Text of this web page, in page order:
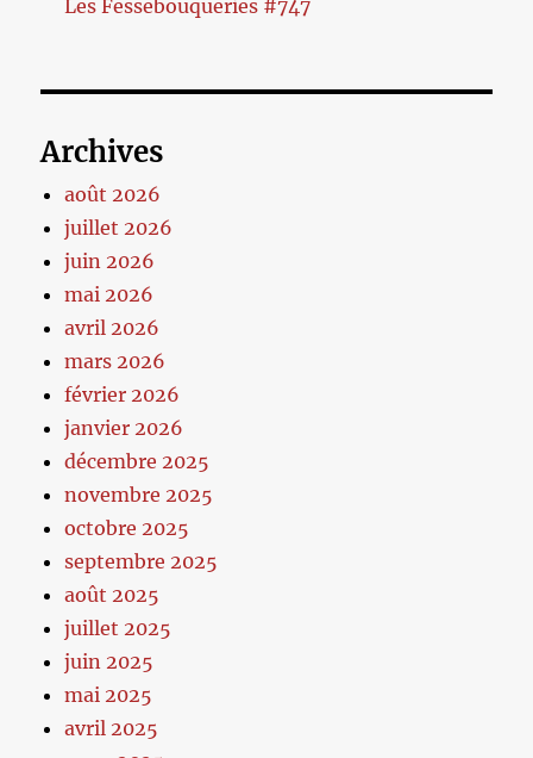
Les Fessebouqueries #747
Archives
août 2026
juillet 2026
juin 2026
mai 2026
avril 2026
mars 2026
février 2026
janvier 2026
décembre 2025
novembre 2025
octobre 2025
septembre 2025
août 2025
juillet 2025
juin 2025
mai 2025
avril 2025